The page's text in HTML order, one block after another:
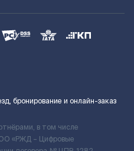
бронирование и онлайн-заказ
в том числе
«РЖД – Цифровые